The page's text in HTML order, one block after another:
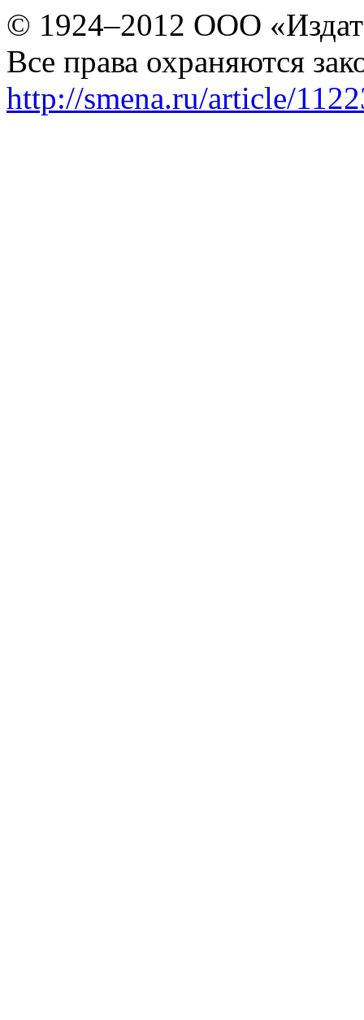
© 1924–2012 ООО
Все права охраняются
http://smena.ru/article/